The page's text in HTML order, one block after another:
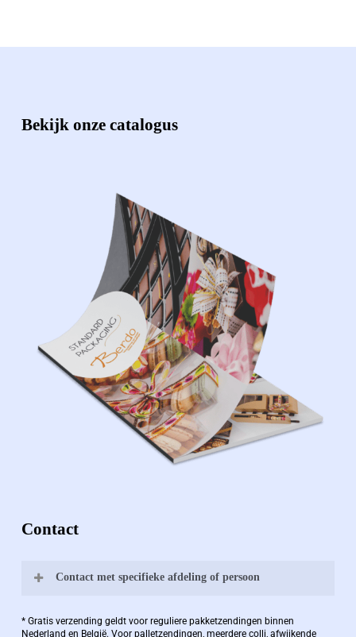
Bekijk onze catalogus
Contact
Contact met specifieke afdeling of persoon
Bernard Pauwels:
* Gratis verzending geldt voor reguliere pakketzendingen binnen
Nederland en België. Voor palletzendingen, meerdere colli, afwijkende